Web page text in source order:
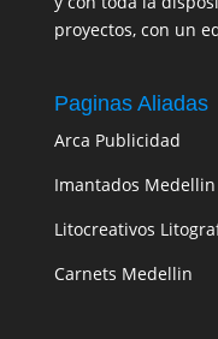
proyectos, con un
Paginas Aliadas
Arca Publicidad
Imantados Medellin
Litocreativos
Carnets Medellin